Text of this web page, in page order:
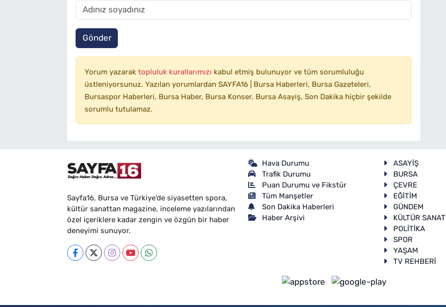
Gönder
Yorum yazarak topluluk kurallarımızı kabul etmiş bulunuyor ve tüm sorumluluğu
üstleniyorsunuz. Yazılan yorumlardan SAYFA16 | Bursa Haberleri, Bursa Gazeteleri,
Bursaspor Haberleri, Bursa Haber, Bursa Konser, Bursa Asayiş, Son Dakika hiçbir şekilde
sorumlu tutulamaz.
Sayfa16, Bursa ve Türkiye'de siyasetten spora,
kültür sanattan magazine, inceleme yazılarından
özel içeriklere kadar zengin ve özgün bir haber
deneyimi sunuyor.
Hava Durumu
Trafik Durumu
Puan Durumu ve Fikstür
Tüm Manşetler
Son Dakika Haberleri
Haber Arşivi
ASAYİŞ
BURSA
ÇEVRE
EĞİTİM
GÜNDEM
KÜLTÜR SANAT
POLİTİKA
SPOR
YAŞAM
TV REHBERİ